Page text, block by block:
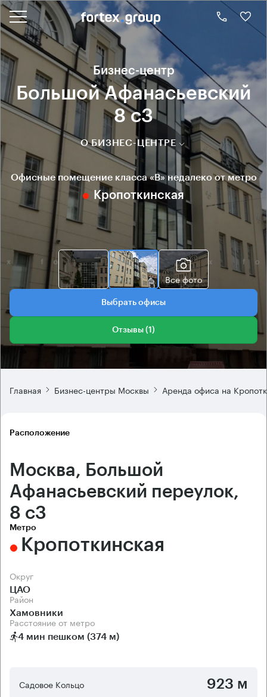
Бизнес-центр
Большой Афанасьевский
8 с3
О БИЗНЕС-ЦЕНТРЕ
Офисные помещение класса «B» недалеко от метро
Кропоткинская
Все фото
Выбрать офисы
Отзывы (1)
Главная Бизнес-центры Москвы Аренда офиса на
Расположение
Москва, Большой
Афанасьевский переулок,
8 с3
Метро
Кропоткинская
Округ
ЦАО
Район
Хамовники
Расстояние от метро
4 мин пешком (374 м)
Садовое Кольцо 923 м